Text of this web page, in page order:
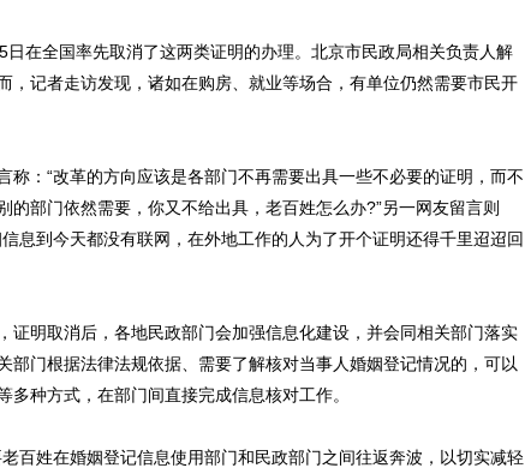
全国率先取消了这两类证明的办理。北京市民政局相关负责人解
，记者走访发现，诸如在购房、就业等场合，有单位仍然需要市民开
：“改革的方向应该是各部门不再需要出具一些不必要的证明，而不
的部门依然需要，你又不给出具，老百姓怎么办?”另一网友留言则
息到今天都没有联网，在外地工作的人为了开个证明还得千里迢迢回
明取消后，各地民政部门会加强信息化建设，并会同相关部门落实
部门根据法律法规依据、需要了解核对当事人婚姻登记情况的，可以
种方式，在部门间直接完成信息核对工作。
姓在婚姻登记信息使用部门和民政部门之间往返奔波，以切实减轻